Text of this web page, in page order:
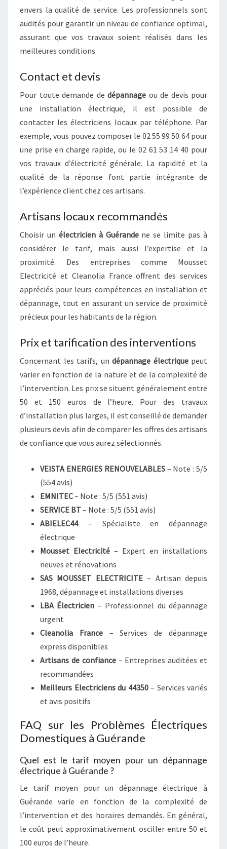
envers la qualité de service. Les professionnels sont
audités pour garantir un niveau de confiance optimal,
assurant que vos travaux soient réalisés dans les
meilleures conditions.
Contact et devis
Pour toute demande de dépannage ou de devis pour
une installation électrique, il est possible de
contacter les électriciens locaux par téléphone. Par
exemple, vous pouvez composer le 02 55 99 50 64 pour
une prise en charge rapide, ou le 02 61 53 14 40 pour
vos travaux d’électricité générale. La rapidité et la
qualité de la réponse font partie intégrante de
l’expérience client chez ces artisans.
Artisans locaux recommandés
Choisir un électricien à Guérandene se limite pas à
considérer le tarif, mais aussi l’expertise et la
proximité. Des entreprises comme Mousset
Electricité et Cleanolia France offrent des services
appréciés pour leurs compétences en installation et
dépannage, tout en assurant un service de proximité
précieux pour les habitants de la région.
Prix et tarification des interventions
Concernant les tarifs, un dépannage électriquepeut
varier en fonction de la nature et de la complexité de
l’intervention. Les prix se situent généralement entre
50 et 150 euros de l’heure. Pour des travaux
d’installation plus larges, il est conseillé de demander
plusieurs devis afin de comparer les offres des artisans
de confiance que vous aurez sélectionnés.
VEISTA ENERGIES RENOUVELABLES– Note : 5/5
(554 avis)
EMNITEC– Note : 5/5 (551 avis)
SERVICE BT– Note : 5/5 (551 avis)
ABIELEC44– Spécialiste en dépannage
électrique
Mousset Electricité – Expert en installations
neuves et rénovations
SAS MOUSSET ELECTRICITE– Artisan depuis
1968, dépannage et installations diverses
LBA Électricien – Professionnel du dépannage
urgent
Cleanolia France– Services de dépannage
express disponibles
Artisans de confiance– Entreprises auditées et
recommandées
Meilleurs Electriciens du 44350– Services variés
et avis positifs
FAQ sur les Problèmes Électriques
Domestiques à Guérande
Quel est le tarif moyen pour un dépannage
électrique à Guérande ?
Le tarif moyen pour un dépannage électrique à
Guérande varie en fonction de la complexité de
l’intervention et des horaires demandés. En général,
le coût peut approximativement osciller entre 50 et
100 euros de l’heure.